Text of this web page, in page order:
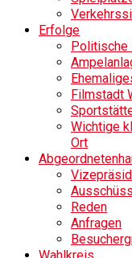
Erfolge
Politische
Filmstadt
Wichtige
Ort
Reden
Anfragen